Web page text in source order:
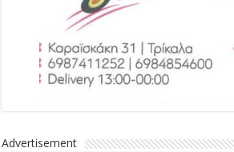
Advertisement